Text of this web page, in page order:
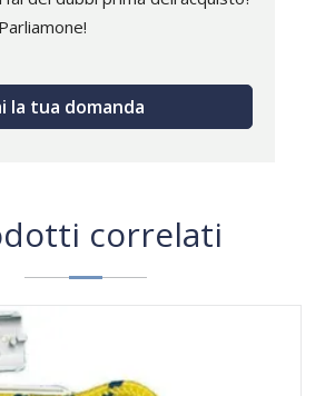
Parliamone!
la tua domanda
correlati